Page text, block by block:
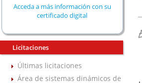
Acceda a más información con su
certificado digital
Licitaciones
Últimas licitaciones
Área de sistemas dinámicos de